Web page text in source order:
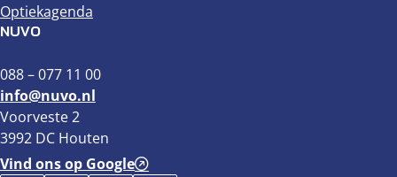
Optiekagenda
NUVO
088 – 077 11 00
info@nuvo.nl
Voorveste 2
3992 DC Houten
Vind ons op Google